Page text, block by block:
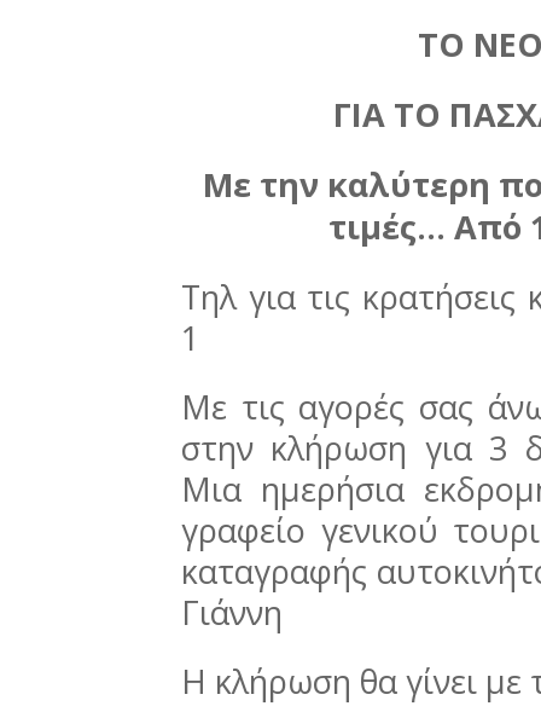
ΤΟ
ΓΙΑ ΤΟ
Με την καλύτερη
τιμές... Από
Τηλ για τις
1
Με τις αγορές σας
στην κλήρωση για 3
Μια ημερήσια
γραφείο γενικού
καταγραφής
Γιάννη
Η κλήρωση θα γίνει με